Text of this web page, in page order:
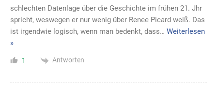
schlechten Datenlage über die Geschichte im frühen 21. Jhr
spricht, weswegen er nur wenig über Renee Picard weiß. Das
ist irgendwie logisch, wenn man bedenkt, dass… Weiterlesen
»
1 Antworten